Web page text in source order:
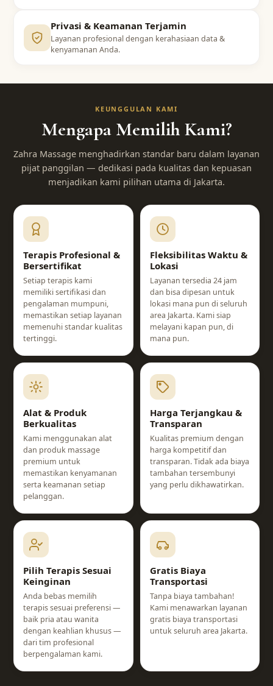
Privasi & Keamanan Terjamin
Layanan profesional dengan kerahasiaan data &
kenyamanan Anda.
KEUNGGULAN KAMI
Mengapa Memilih Kami?
Zahra Massage menghadirkan standar baru dalam layanan
pijat panggilan — dedikasi pada kualitas dan kepuasan
menjadikan kami pilihan utama di Jakarta.
Terapis Profesional &
Bersertifikat
Setiap terapis kami
memiliki sertifikasi dan
pengalaman mumpuni,
memastikan setiap layanan
memenuhi standar kualitas
tertinggi.
Fleksibilitas Waktu &
Lokasi
Layanan tersedia 24 jam
dan bisa dipesan untuk
lokasi mana pun di seluruh
area Jakarta. Kami siap
melayani kapan pun, di
mana pun.
Alat & Produk
Berkualitas
Kami menggunakan alat
dan produk massage
premium untuk
memastikan kenyamanan
serta keamanan setiap
pelanggan.
Harga Terjangkau &
Transparan
Kualitas premium dengan
harga kompetitif dan
transparan. Tidak ada biaya
tambahan tersembunyi
yang perlu dikhawatirkan.
Pilih Terapis Sesuai
Keinginan
Anda bebas memilih
terapis sesuai preferensi —
baik pria atau wanita
dengan keahlian khusus —
dari tim profesional
berpengalaman kami.
Gratis Biaya
Transportasi
Tanpa biaya tambahan!
Kami menawarkan layanan
gratis biaya transportasi
untuk seluruh area Jakarta.